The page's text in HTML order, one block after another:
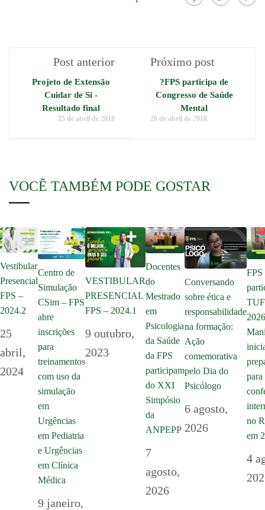
Post anterior
Projeto de Extensão
Cuidar de Si -
Resultado final
25 de abril de 2018
Próximo post
?FPS participa de
Congresso de Saúde
Mental
26 de abril de 2018
VOCÊ TAMBÉM PODE GOSTAR
Vestibular
Presencial
FPS –
2024.2
25
abril,
2024
Centro de
Simulação
CSim – FPS
abre
inscrições
para
treinamentos
com uso da
simulação
em
Urgências
em Pediatria
e Urgências
em Clínica
Médica
9 janeiro,
VESTIBULAR
PRESENCIAL
FPS – 2024.1
9 outubro,
2023
Docentes
do
Mestrado
em
Psicologia
da Saúde
da FPS
participam
do XXI
Simpósio
da
ANPEPP
7
agosto,
2026
Conversando
sobre ética e
responsabilidade
na formação:
Ação
comemorativa
pelo Dia do
Psicólogo
6 agosto,
2026
FPS
para
no
em
4